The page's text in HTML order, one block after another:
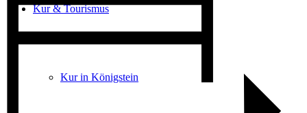
Kur & Tourismus
Kur in Königstein